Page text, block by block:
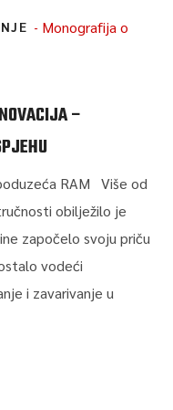
–
RAM Više od
obilježilo je
započelo svoju priču
vodeći
i zavarivanje u